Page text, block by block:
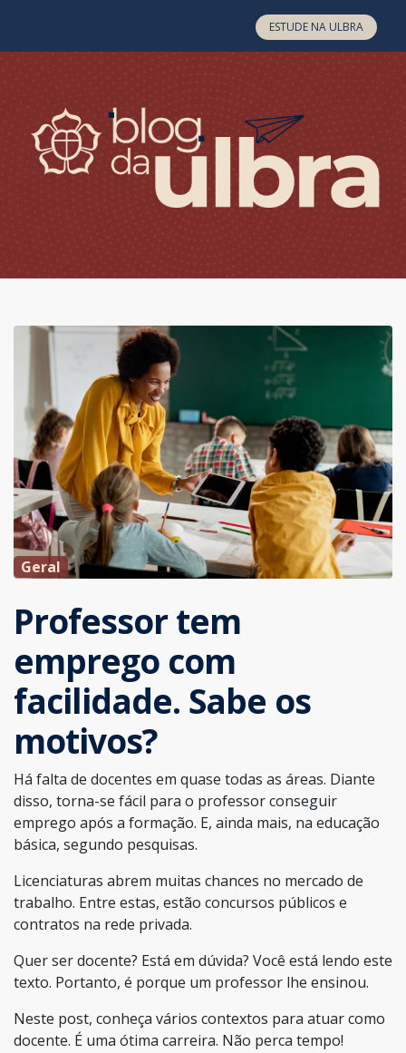
ESTUDE NA ULBRA
Geral
Professor tem
emprego com
facilidade. Sabe os
motivos?
Há falta de docentes em quase todas as áreas. Diante
disso, torna-se fácil para o professor conseguir
emprego após a formação. E, ainda mais, na educação
básica, segundo pesquisas.
Licenciaturas abrem muitas chances no mercado de
trabalho. Entre estas, estão concursos públicos e
contratos na rede privada.
Quer ser docente? Está em dúvida? Você está lendo este
texto. Portanto, é porque um professor lhe ensinou.
Neste post, conheça vários contextos para atuar como
docente. É uma ótima carreira. Não perca tempo!